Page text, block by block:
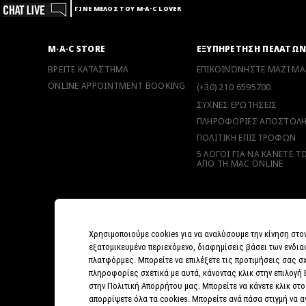
ΓΙΝΕ ΜΕΛΟΣ ΤΟΥ M·A·C LOVER
M·A·C STORE
ΒΡΕΙΤΕ ΚΑΤΑΣΤΗΜΑ
ONLINE APPOINTMENT BOOKING
ΕΞΥΠΗΡΕΤΗΣΗ ΠΕΛΑΤΩΝ
ΕΠΙΚΟΙΝΩΝΗΣΤΕ ΜΑΖΙ
(+30) 210 6595700
ΣΥΧΝΕΣ ΕΡΩΤΗΣΕΙΣ
ΠΛΗΡΟΦΟΡΙΕΣ
ΠΟΛΙΤΙΚΗ ΕΠΙΣΤΡΟΦΩΝ
5 ΛΟΓΟΙ ΓΙΑ ΝΑ ΚΑΝΕΤΕ
ΑΠΟ ΤΗ MAC ONLINE
Χρησιμοποιούμε cookies για να αναλύσουμε την κίνηση
εξατομικευμένο περιεχόμενο, διαφημίσεις βάσει των
πλατφόρμες. Μπορείτε να επιλέξετε τις προτιμήσεις σας
πληροφορίες σχετικά με αυτά, κάνοντας κλικ στην
στην Πολιτική Απορρήτου μας. Μπορείτε να κάνετε κλικ
απορρίψετε όλα τα cookies. Μπορείτε ανά πάσα στιγμή να